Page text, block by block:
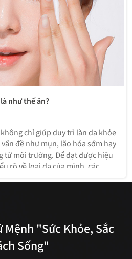
như thế ăn?
chỉ giúp duy trì làn da khỏe
đề như mụn, lão hóa sớm hay
từ môi trường. Để đạt được hiệu
rõ về loại da của mình, các
Mệnh "Sức Khỏe, Sắc
Sống"